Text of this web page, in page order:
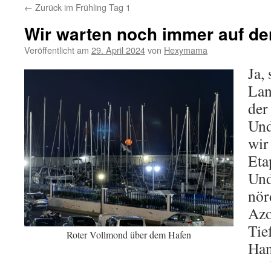
← Zurück im Frühling Tag 1
Wir warten noch immer auf
Veröffentlicht am 29. April 2024von Hexymama
Roter Vollmond über dem Hafen
Ja,
wir